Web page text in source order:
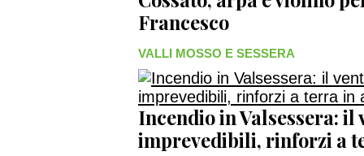
Francesco
VALLI MOSSO E SESSERA
Incendio in Valsessera: il
imprevedibili, rinforzi a